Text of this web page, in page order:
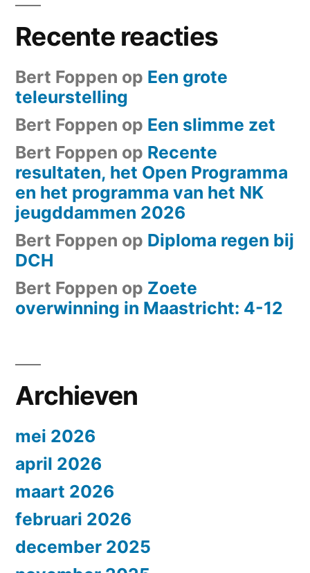
Recente reacties
Bert Foppen op Een grote
teleurstelling
Bert Foppen op Een slimme zet
Bert Foppen op Recente
resultaten, het Open Programma
en het programma van het NK
jeugddammen 2026
Bert Foppen op Diploma regen bij
DCH
Bert Foppen op Zoete
overwinning in Maastricht: 4-12
Archieven
mei 2026
april 2026
maart 2026
februari 2026
december 2025